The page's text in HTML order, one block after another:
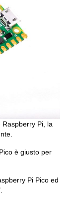
Pi, la
è giusto per
Pi Pico ed